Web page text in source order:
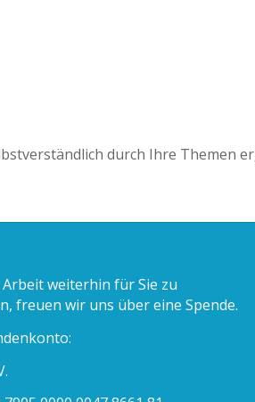
durch Ihre Themen
weiterhin für Sie zu
freuen wir uns über eine Spende.